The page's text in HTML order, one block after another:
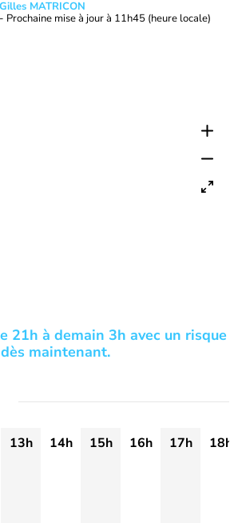
Gilles MATRICON
- Prochaine mise à jour à 11h45 (heure locale)
21h à demain 3h avec un risque
dès maintenant.
13h 14h 15h 16h 17h
18h